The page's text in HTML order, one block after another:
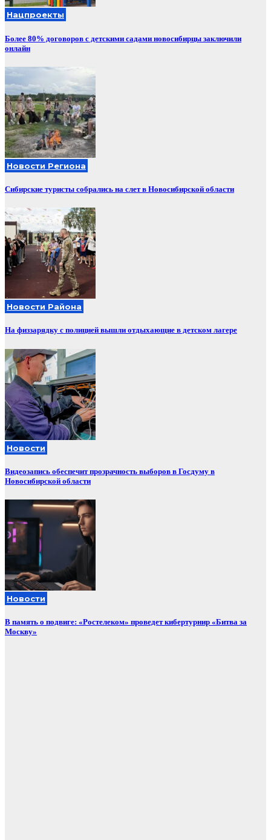
Нацпроекты
Более 80% договоров с детскими садами новосибирцы заключили
онлайн
Новости Региона
Сибирские туристы собрались на слет в Новосибирской области
Новости Района
На физзарядку с полицией вышли отдыхающие в детском лагере
Новости
Видеозапись обеспечит прозрачность выборов в Госдуму в
Новосибирской области
Новости
В память о подвиге: «Ростелеком» проведет кибертурнир «Битва за
Москву»